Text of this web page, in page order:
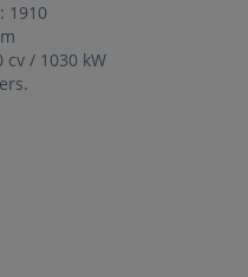
1910
cv / 1030 kW